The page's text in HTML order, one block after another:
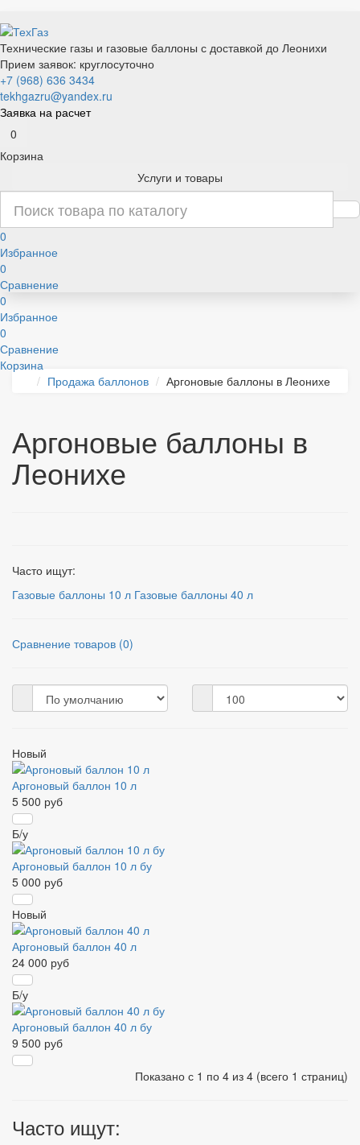
Технические газы и газовые баллоны с доставкой до Леонихи
Прием заявок: круглосуточно
+7 (968) 636 3434
tekhgazru@yandex.ru
Заявка на расчет
0
Корзина
Услуги и товары
0
Избранное
0
Сравнение
0
Избранное
0
Сравнение
Корзина
Продажа баллонов
Аргоновые баллоны в Леонихе
Аргоновые баллоны в
Леонихе
Часто ищут:
Газовые баллоны 10 л Газовые баллоны 40 л
Сравнение товаров (0)
Новый
Аргоновый баллон 10 л
5 500 руб
Б/у
Аргоновый баллон 10 л бу
5 000 руб
Новый
Аргоновый баллон 40 л
24 000 руб
Б/у
Аргоновый баллон 40 л бу
9 500 руб
Показано с 1 по 4 из 4 (всего 1 страниц)
Часто ищут: